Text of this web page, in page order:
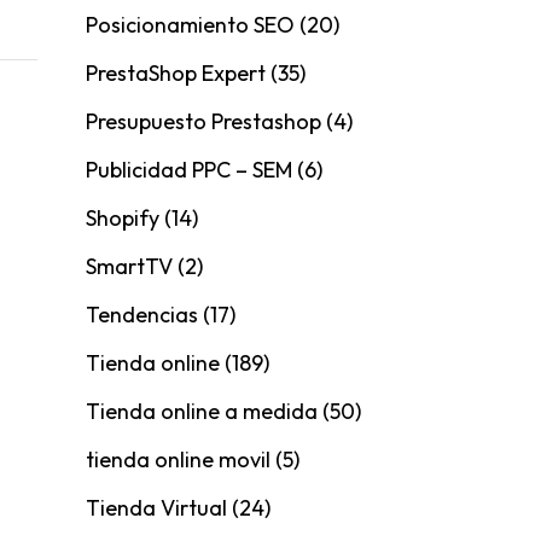
Posicionamiento SEO (20)
PrestaShop Expert (35)
Presupuesto Prestashop (4)
Publicidad PPC – SEM (6)
Shopify (14)
SmartTV (2)
Tendencias (17)
Tienda online (189)
Tienda online a medida (50)
tienda online movil (5)
Tienda Virtual (24)